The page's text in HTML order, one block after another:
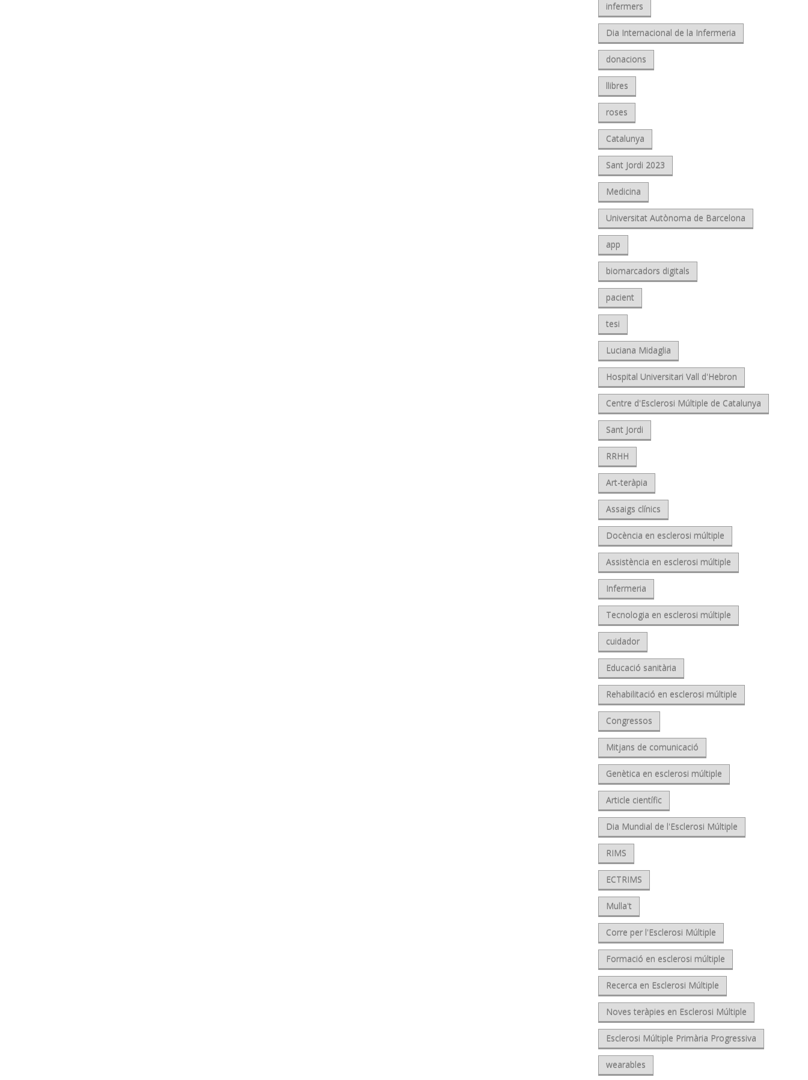
infermers
Dia Internacional de la Infermeria
donacions
llibres
roses
Catalunya
Sant Jordi 2023
Medicina
Universitat Autònoma de Barcelona
app
biomarcadors digitals
pacient
tesi
Luciana Midaglia
Hospital Universitari Vall d'Hebron
Centre d'Esclerosi Múltiple de Catalunya
Sant Jordi
RRHH
Art-teràpia
Assaigs clínics
Docència en esclerosi múltiple
Assistència en esclerosi múltiple
Infermeria
Tecnologia en esclerosi múltiple
cuidador
Educació sanitària
Rehabilitació en esclerosi múltiple
Congressos
Mitjans de comunicació
Genètica en esclerosi múltiple
Article científic
Dia Mundial de l'Esclerosi Múltiple
RIMS
ECTRIMS
Mulla't
Corre per l'Esclerosi Múltiple
Formació en esclerosi múltiple
Recerca en Esclerosi Múltiple
Noves teràpies en Esclerosi Múltiple
Esclerosi Múltiple Primària Progressiva
wearables